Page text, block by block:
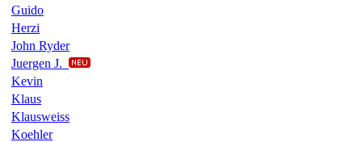
Guido
Herzi
John Ryder
Juergen J.
Kevin
Klaus
Klausweiss
Koehler